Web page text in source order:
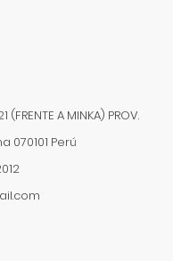
(FRENTE A MINKA) PROV.
070101 Perú